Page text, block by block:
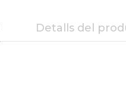
Detalls del